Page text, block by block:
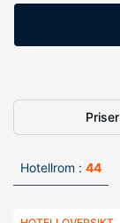
Priser
Hotellrom : 44